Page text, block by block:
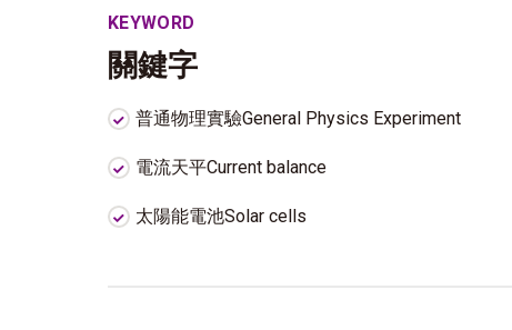
KEYWORD
關鍵字
普通物理實驗General Physics Experiment
電流天平Current balance
太陽能電池Solar cells